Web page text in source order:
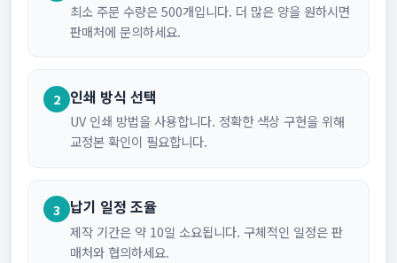
최소 주문 수량은 500개입니다. 더 많은 양을 원하시면
판매처에 문의하세요.
2 인쇄 방식 선택
UV 인쇄 방법을 사용합니다. 정확한 색상 구현을 위해
교정본 확인이 필요합니다.
3 납기 일정 조율
제작 기간은 약 10일 소요됩니다. 구체적인 일정은 판
매처와 협의하세요.